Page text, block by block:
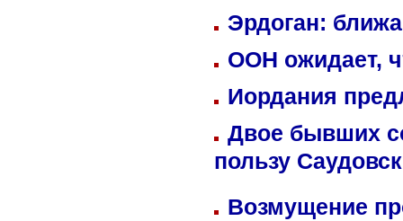
Эрдоган:
ООН ожидает,
Иордания
Двое бывших
пользу
Возмущение